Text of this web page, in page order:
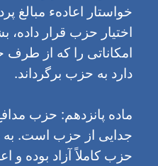
خواستار اعادهء مبالغ
اختیار حزب قرار داده،
امکاناتی را که از طرف
دارد به حزب برگرداند.
ماده پانزدهم: حزب
جدایى از حزب است. به
حزب کاملاً آزاد بوده و